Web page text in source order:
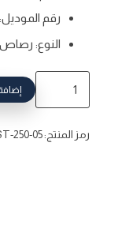
رقم الموديل:ST-250-05
النوع: رصاص
رمز المنتج:250-05